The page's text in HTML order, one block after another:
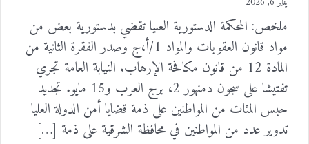
ملخص: المحكمة الدستورية العليا تقضي بدستورية بعض من
مواد قانون العقوبات والمواد 1/أ،ج وصدر الفقرة الثانية من
المادة 12 من قانون مكافحة الإرهاب. النيابة العامة تجري
تفتيشا على سجون دمنهور 2، برج العرب و15 مايو. تجديد
حبس المئات من المواطنين على ذمة قضايا أمن الدولة العليا
تدوير عدد من المواطنين في محافظة الشرقية على ذمة […]